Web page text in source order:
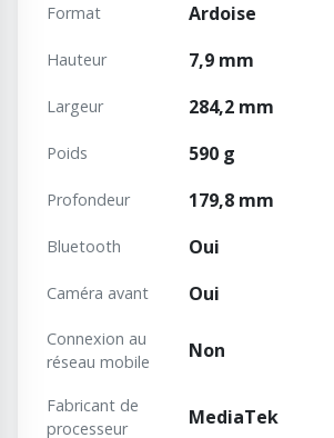
Format Ardoise
Hauteur 7,9 mm
Largeur 284,2 mm
Poids 590 g
Profondeur 179,8 mm
Bluetooth Oui
Caméra avant Oui
Connexion au
réseau mobile
Non
Fabricant de
processeur
MediaTek